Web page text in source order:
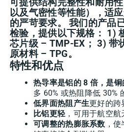
以及气密性等性能），适
的严苛要求。 我们的产品
检验，提供以下规格： 1)
芯片级 – TMP-EX； 3) 带
原材料 – TPG。
特性和优点
热导率是铝的 8 倍，是铜
多 60% 或热阻降低 30%
低界面热阻产生更好的跨
比铝更轻 ，可用于航空
可调整的热膨胀系数 ，